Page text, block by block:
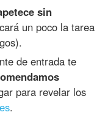
sin
un poco la tarea
de entrada te
para revelar los
.